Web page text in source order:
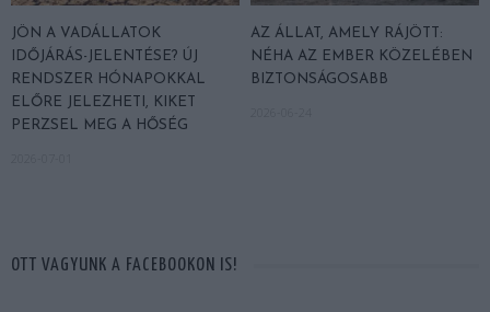
JÖN A VADÁLLATOK
IDŐJÁRÁS-JELENTÉSE? ÚJ
RENDSZER HÓNAPOKKAL
ELŐRE JELEZHETI, KIKET
PERZSEL MEG A HŐSÉG
AZ ÁLLAT, AMELY RÁJÖTT:
NÉHA AZ EMBER KÖZELÉBEN
BIZTONSÁGOSABB
OTT VAGYUNK A FACEBOOKON IS!